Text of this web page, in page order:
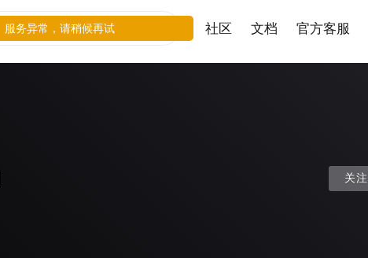
社区 文档 官方客服
关注
服务异常，请稍候再试